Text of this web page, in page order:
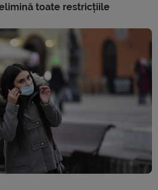
toate restricțiile